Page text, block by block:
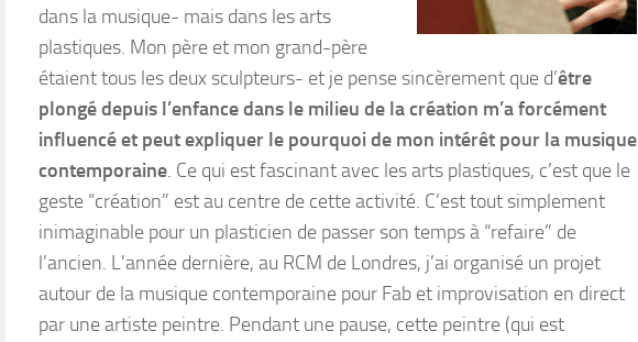
dans la musique- mais dans les arts
plastiques. Mon père et mon grand-père
étaient tous les deux sculpteurs- et je pense sincèrement que d’être
plongé depuis l’enfance dans le milieu de la création m’a forcément
influencé et peut expliquer le pourquoi de mon intérêt pour la musique
contemporaine. Ce qui est fascinant avec les arts plastiques, c’est que le
geste “création” est au centre de cette activité. C’est tout simplement
inimaginable pour un plasticien de passer son temps à “refaire” de
l’ancien. L’année dernière, au RCM de Londres, j’ai organisé un projet
autour de la musique contemporaine pour Fab et improvisation en direct
par une artiste peintre. Pendant une pause, cette peintre (qui est